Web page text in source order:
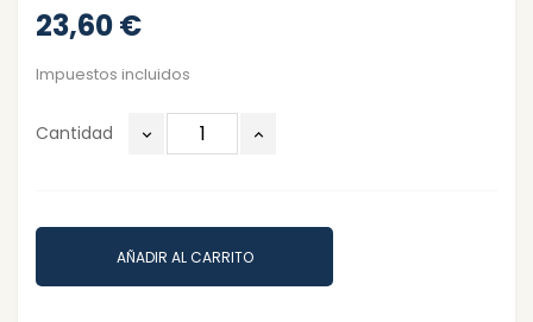
23,60 €
Impuestos incluidos
Cantidad
AÑADIR AL CARRITO